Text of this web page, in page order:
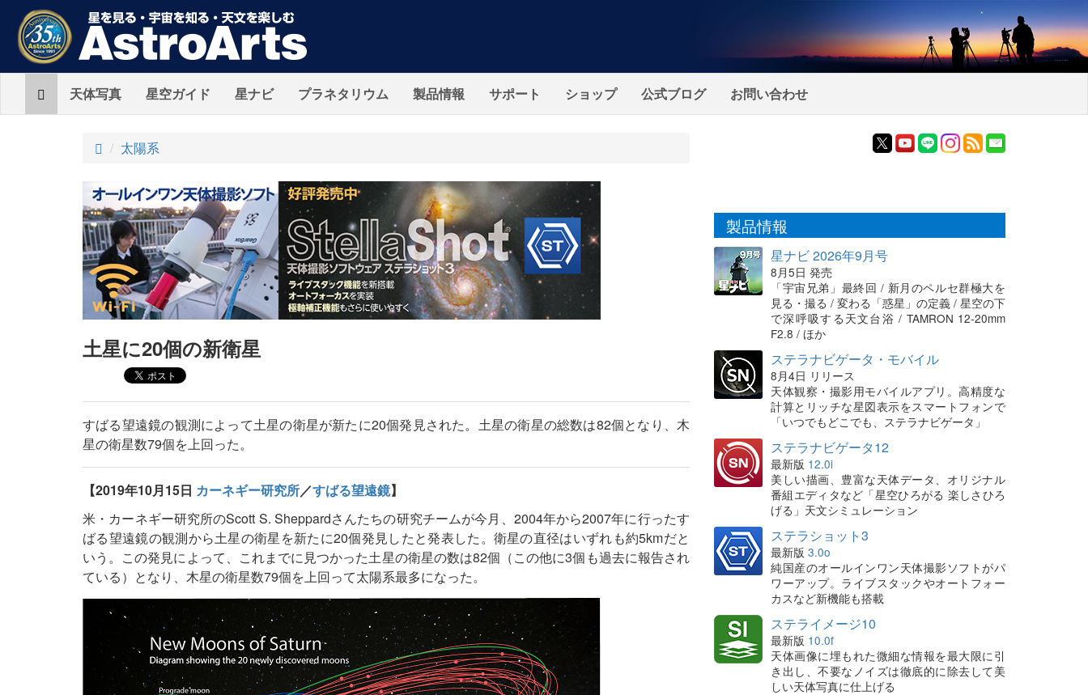
Home天体写真 星空ガイド 星ナビ プラネタリウム 製品情報 サポート ショップ 公式ブログ お問い合わせ
ト 太陽系
土星に20個の新衛星
すばる望遠鏡の観測によって土星の衛星が新たに20個発見された。土星の衛星の総数は82個となり、木
星の衛星数79個を上回った。
【2019年10月15日 カーネギー研究所／すばる望遠鏡】
米・カーネギー研究所のScott S. Sheppardさんたちの研究チームが今月、2004年から2007年に行ったす
ばる望遠鏡の観測から土星の衛星を新たに20個発見したと発表した。衛星の直径はいずれも約5kmだと
いう。この発見によって、これまでに見つかった土星の衛星の数は82個（この他に3個も過去に報告され
ている）となり、木星の衛星数79個を上回って太陽系最多になった。
製品情報
星ナビ 2026年9月号
8月5日 発売
「宇宙兄弟」最終回 / 新月のペルセ群極大を
見る・撮る / 変わる「惑星」の定義 / 星空の下
で深呼吸する天文台浴 / TAMRON 12-20mm
F2.8 / ほか
ステラナビゲータ・モバイル
8月4日 リリース
天体観察・撮影用モバイルアプリ。高精度な
計算とリッチな星図表示をスマートフォンで
「いつでもどこでも、ステラナビゲータ」
ステラナビゲータ12
最新版 12.0i
美しい描画、豊富な天体データ、オリジナル
番組エディタなど「星空ひろがる 楽しさひろ
げる」天文シミュレーション
ステラショット3
最新版 3.0o
純国産のオールインワン天体撮影ソフトがパ
ワーアップ。ライブスタックやオートフォー
カスなど新機能も搭載
ステライメージ10
最新版 10.0f
天体画像に埋もれた微細な情報を最大限に引
き出し、不要なノイズは徹底的に除去して美
しい天体写真に仕上げる